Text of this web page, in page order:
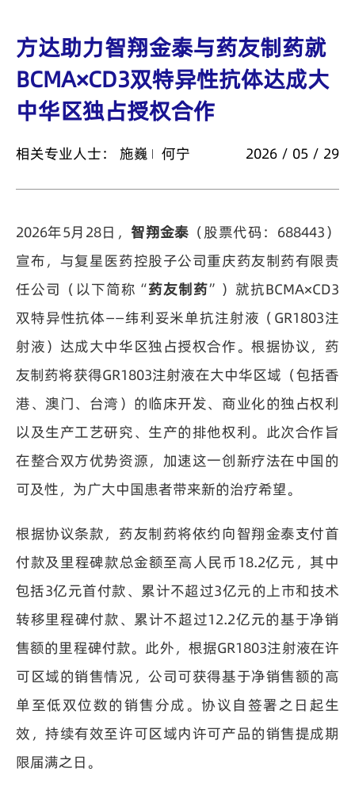
方达助力智翔金泰与药友制药就
BCMA×CD3双特异性抗体达成大
中华区独占授权合作
相关专业人士： 施巍 何宁 2026 / 05 / 29
2026年5月28日， 智翔金泰 （股票代码：688443）
宣布，与复星医药控股子公司重庆药友制药有限责
任公司（以下简称“药友制药”）就抗BCMA×CD3
双特异性抗体——纬利妥米单抗注射液（GR1803注
射液）达成大中华区独占授权合作。根据协议，药
友制药将获得GR1803注射液在大中华区域（包括香
港、澳门、台湾）的临床开发、商业化的独占权利
以及生产工艺研究、生产的排他权利。此次合作旨
在整合双方优势资源，加速这一创新疗法在中国的
可及性，为广大中国患者带来新的治疗希望。
根据协议条款，药友制药将依约向智翔金泰支付首
付款及里程碑款总金额至高人民币18.2亿元，其中
包括3亿元首付款、累计不超过3亿元的上市和技术
转移里程碑付款、累计不超过12.2亿元的基于净销
售额的里程碑付款。此外，根据GR1803注射液在许
可区域的销售情况，公司可获得基于净销售额的高
单至低双位数的销售分成。协议自签署之日起生
效，持续有效至许可区域内许可产品的销售提成期
限届满之日。